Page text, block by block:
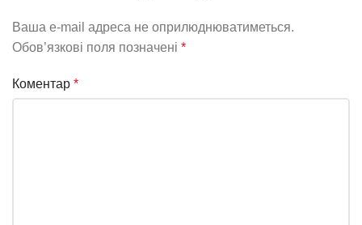
Ваша e-mail адреса не оприлюднюватиметься.
Обов’язкові поля позначені *
Коментар *